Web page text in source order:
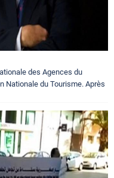
des Agences du
Nationale du Tourisme. Après